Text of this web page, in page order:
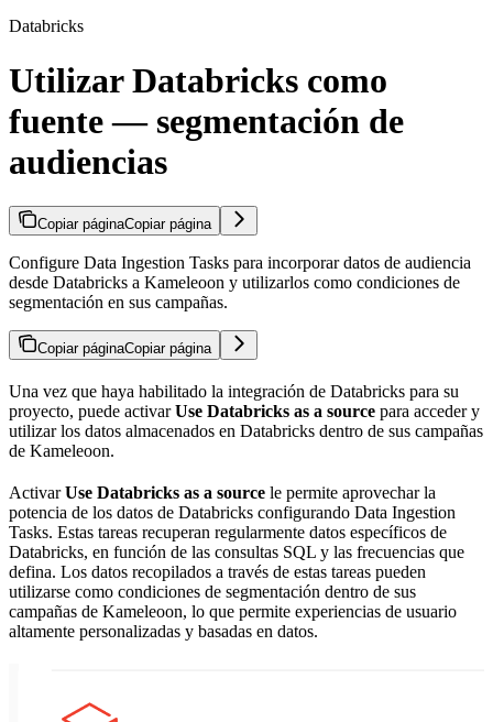
Databricks
Utilizar Databricks como
fuente — segmentación de
audiencias
Copiar páginaCopiar página
Configure Data Ingestion Tasks para incorporar datos de audiencia
desde Databricks a Kameleoon y utilizarlos como condiciones de
segmentación en sus campañas.
Copiar páginaCopiar página
Una vez que haya habilitado la integración de Databricks para su
proyecto, puede activarUse Databricks as a source para acceder y
utilizar los datos almacenados en Databricks dentro de sus campañas
de Kameleoon.
ActivarUse Databricks as a source le permite aprovechar la
potencia de los datos de Databricks configurando Data Ingestion
Tasks. Estas tareas recuperan regularmente datos específicos de
Databricks, en función de las consultas SQL y las frecuencias que
defina. Los datos recopilados a través de estas tareas pueden
utilizarse como condiciones de segmentación dentro de sus
campañas de Kameleoon, lo que permite experiencias de usuario
altamente personalizadas y basadas en datos.